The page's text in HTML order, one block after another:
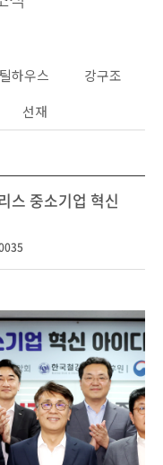
하우스
강구조
선재
스 중소기업 혁신